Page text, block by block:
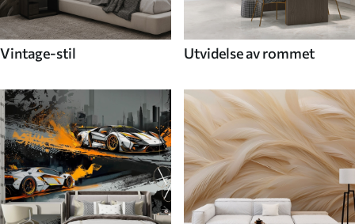
Vintage-stil Utvidelse av rommet